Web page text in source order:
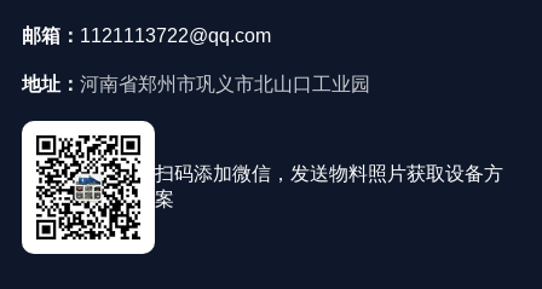
邮箱： 1121113722@qq.com
地址： 河南省郑州市巩义市北山口工业园
扫码添加微信，发送物料照片获取设备方
案